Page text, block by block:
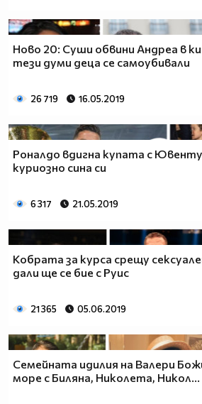
Ново 20: Суши обвини Андреа в
тези думи деца се самоубивали
26 719 16.05.2019
Роналдо вдигна купата с
куриозно сина си
6 317 21.05.2019
Кобрата за курса срещу
дали ще се бие с Руис
21 365 05.06.2019
Семейната идилия на Валери
море с Биляна, Николета, Никол...